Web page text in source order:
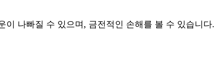
이 나빠질 수 있으며, 금전적인 손해를 볼 수 있습니다.